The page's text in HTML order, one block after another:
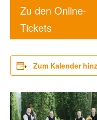
Zu den Online-
Tickets
Zum Kalender